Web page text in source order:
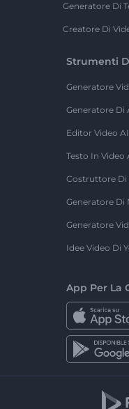
Generatore Di
Creatore Di
Strumenti
Generatore
Generatore Di
Editor Video AI
Testo In Video
Costruttore Di
Generatore Di
Generatore
Idee Video Di
App Per La